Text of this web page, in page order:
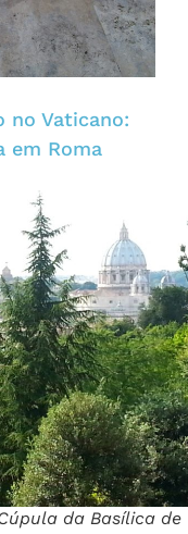
no Vaticano:
em Roma
da Basílica de